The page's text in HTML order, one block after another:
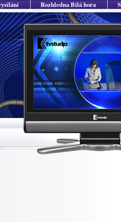
Rozhledna Bílá hora